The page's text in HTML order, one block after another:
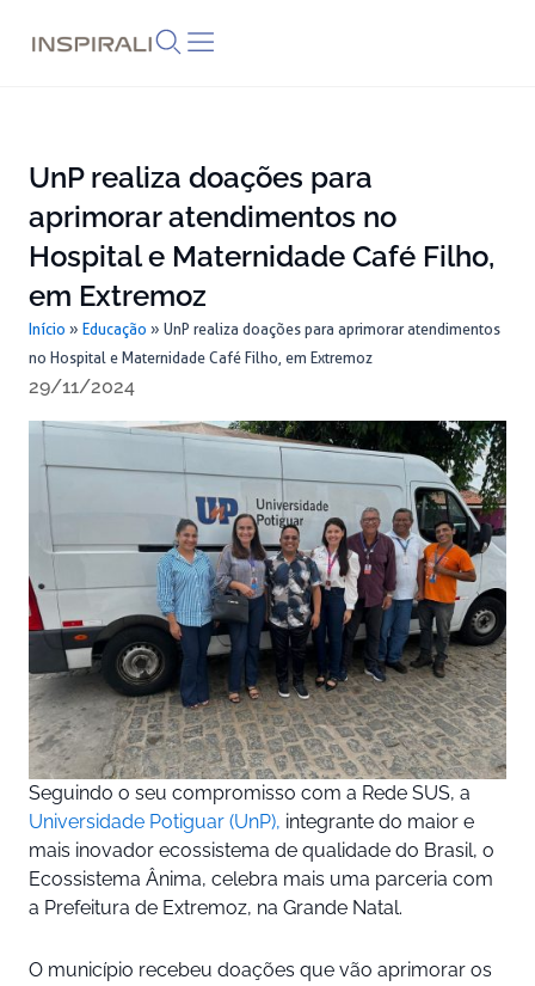
UnP realiza doações para
aprimorar atendimentos no
Hospital e Maternidade Café Filho,
em Extremoz
Início » Educação » UnP realiza doações para aprimorar atendimentos
no Hospital e Maternidade Café Filho, em Extremoz
29/11/2024
Seguindo o seu compromisso com a Rede SUS, a
Universidade Potiguar (UnP), integrante do maior e
mais inovador ecossistema de qualidade do Brasil, o
Ecossistema Ânima, celebra mais uma parceria com
a Prefeitura de Extremoz, na Grande Natal.
O município recebeu doações que vão aprimorar os